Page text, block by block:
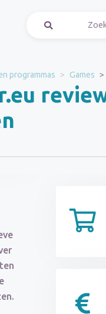
programmas Games